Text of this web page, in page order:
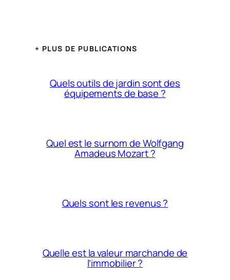
+ PLUS DE PUBLICATIONS
Quels outils de jardin sont des
équipements de base ?
Quel est le surnom de Wolfgang
Amadeus Mozart ?
Quels sont les revenus ?
Quelle est la valeur marchande de
l’immobilier ?